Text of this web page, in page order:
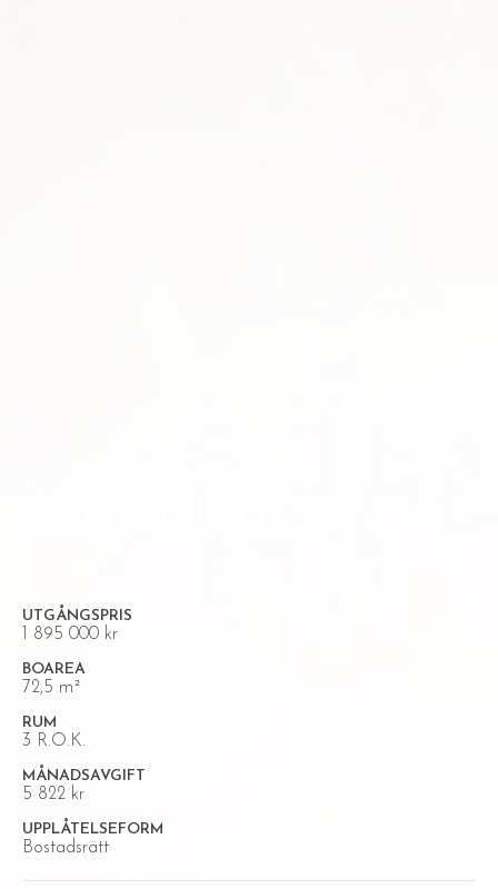
UTGÅNGSPRIS
1 895 000 kr
BOAREA
72,5 m²
RUM
3 R.O.K.
MÅNADSAVGIFT
5 822 kr
UPPLÅTELSEFORM
Bostadsrätt